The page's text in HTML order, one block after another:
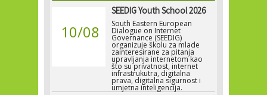
10/08
SEEDIG Youth School 2026
South Eastern European
Dialogue on Internet
Governance (SEEDIG)
organizuje školu za mlade
zainteresirane za pitanja
upravljanja internetom kao
što su privatnost, internet
infrastrukutra, digitalna
prava, digitalna sigurnost i
umjetna inteligencija.